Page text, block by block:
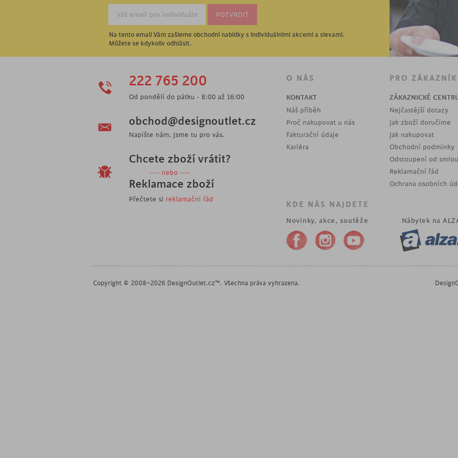
Na tento email Vám zašleme obchodní nabídky s individuálními akcemi a slevami.
Můžete se kdykoliv odhlásit.
222 765 200
Od pondělí do pátku - 8:00 až 16:00
obchod@designoutlet.cz
Napište nám. Jsme tu pro vás.
Chcete zboží vrátit?
---- nebo ----
Reklamace zboží
Přečtete si reklamační řád
O NÁS
KONTAKT
Náš příběh
Proč nakupovat u nás
Fakturační údaje
Kariéra
PRO
ZÁKAZNICKÉ
Nejčastější dotazy
Jak zboží doručíme
Jak nakupovat
Obchodní podmínky
Odstoupení od
Reklamační řád
Ochrana osobních
KDE NÁS NAJDETE
Novinky, akce, soutěže Nábytek na
Copyright © 2008–2026 DesignOutlet.cz™. Všechna práva vyhrazena.